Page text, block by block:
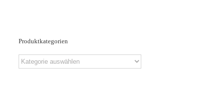
Produktkategorien